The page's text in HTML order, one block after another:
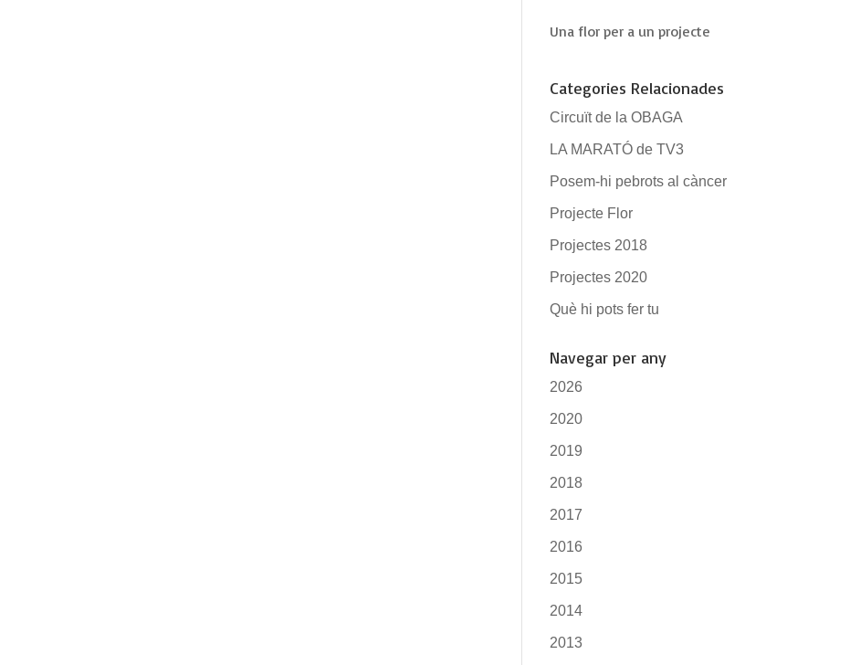
Una flor per a un projecte
Categories Relacionades
Circuït de la OBAGA
LA MARATÓ de TV3
Posem-hi pebrots al càncer
Projecte Flor
Projectes 2018
Projectes 2020
Què hi pots fer tu
Navegar per any
2026
2020
2019
2018
2017
2016
2015
2014
2013